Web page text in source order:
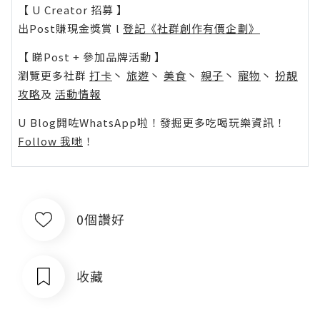
【 U Creator 招募 】
出Post賺現金獎賞 l 登記《社群創作有價企劃》
【 睇Post + 參加品牌活動 】
瀏覽更多社群 打卡 丶 旅遊 丶 美食 丶 親子 丶 寵物 丶 扮靚
攻略及 活動情報
U Blog開咗WhatsApp啦！發掘更多吃喝玩樂資訊！
Follow 我哋 ！
0個讚好
收藏